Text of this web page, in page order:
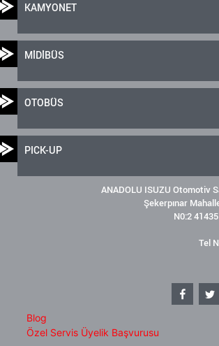
KAMYONET
MİDİBÜS
OTOBÜS
PICK-UP
ANADOLU ISUZU Otomotiv
Şekerpınar
N0:2
Tel
Blog
Özel Servis Üyelik Başvurusu